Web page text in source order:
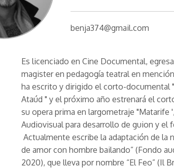
benja374@gmail.com
Es licenciado en Cine Documental,
magister en pedagogía teatral en
ha escrito y dirigido el corto-documental
Ataúd " y el próximo año estrenará el
su opera prima en largometraje "Matarife
Audiovisual para desarrollo de guion y
Actualmente escribe la adaptación de la
de amor con hombre bailando” (Fondo
2020), que lleva por nombre “El Feo” (Il